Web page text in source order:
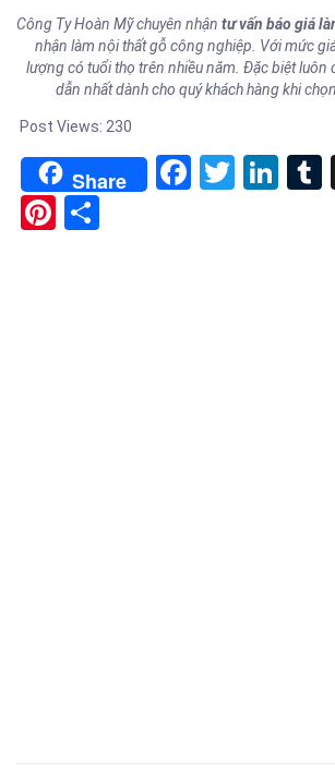
Công Ty Hoàn Mỹ chuyên nhận tư vấn báo giá
nhận làm nội thất gỗ công nghiệp. Với mức
lượng có tuổi thọ trên nhiều năm. Đặc biệt luôn
dẫn nhất dành cho quý khách hàng khi
Post Views: 230
Share Facebook
Twitter
Pinterest